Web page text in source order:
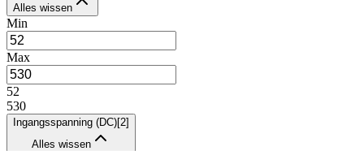
Alles wissen
Min
Max
52
530
Ingangsspanning (DC)[2]
Alles wissen